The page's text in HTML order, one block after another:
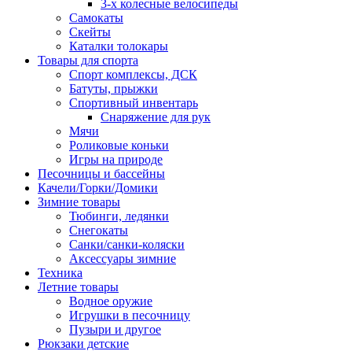
3-х колесные велосипеды
Самокаты
Скейты
Каталки толокары
Товары для спорта
Спорт комплексы, ДСК
Батуты, прыжки
Спортивный инвентарь
Снаряжение для рук
Мячи
Роликовые коньки
Игры на природе
Песочницы и бассейны
Качели/Горки/Домики
Зимние товары
Тюбинги, ледянки
Снегокаты
Санки/санки-коляски
Аксессуары зимние
Техника
Летние товары
Водное оружие
Игрушки в песочницу
Пузыри и другое
Рюкзаки детские